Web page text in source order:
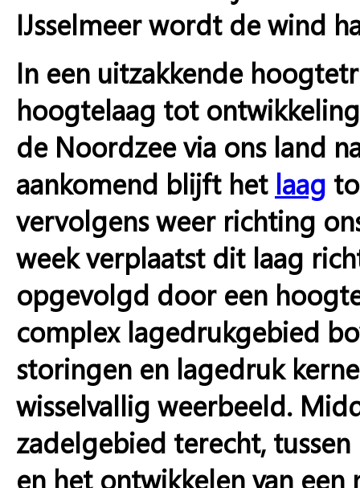
IJsselmeer wordt de wind
In een uitzakkende
hoogtelaag tot
de Noordzee via ons land
aankomend blijft het laag
vervolgens weer richting
week verplaatst dit laag
opgevolgd door een
complex lagedrukgebied
storingen en lagedruk
wisselvallig weerbeeld.
zadelgebied terecht,
en het ontwikkelen van een